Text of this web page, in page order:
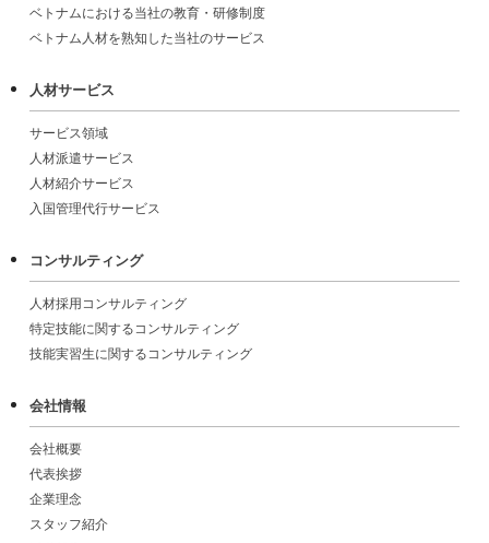
ベトナムにおける当社の教育・研修制度
ベトナム人材を熟知した当社のサービス
人材サービス
サービス領域
人材派遣サービス
人材紹介サービス
入国管理代行サービス
コンサルティング
人材採用コンサルティング
特定技能に関するコンサルティング
技能実習生に関するコンサルティング
会社情報
会社概要
代表挨拶
企業理念
スタッフ紹介